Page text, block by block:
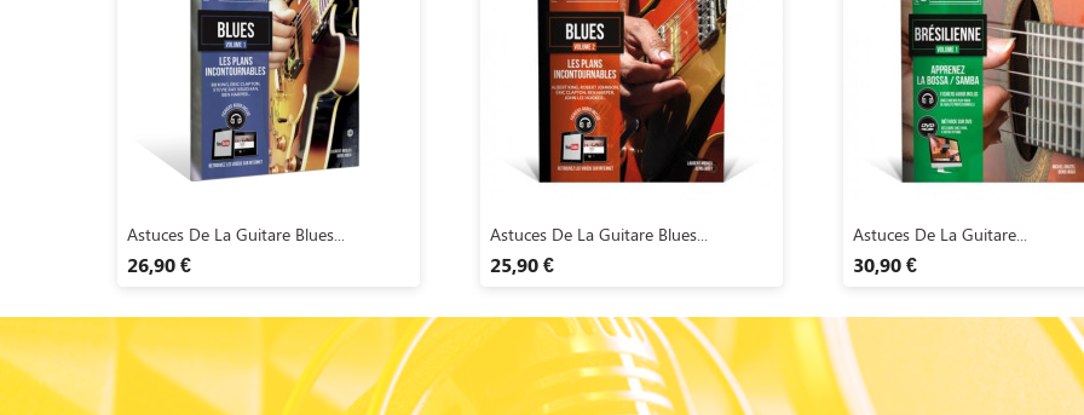
 Aperçu rapide
Astuces De La Guitare Blues...
26,90 €
 Aperçu rapide
Astuces De La Guitare Blues...
25,90 €
 Aperçu rapide
Astuces De La Guitare...
30,90 €